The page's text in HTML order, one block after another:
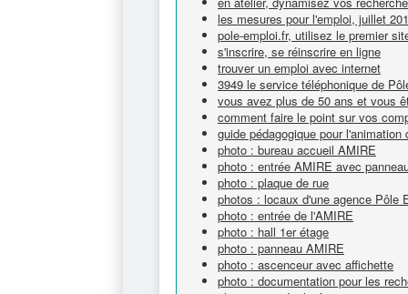
les mesures pour l'emploi, juillet
pole-emploi.fr, utilisez le premier
s'inscrire, se réinscrire en ligne
trouver un emploi avec internet
3949 le service téléphonique de
vous avez plus de 50 ans et vous
comment faire le point sur vos
guide pédagogique pour
photo : bureau accueil AMIRE
photo : entrée AMIRE avec
photo : plaque de rue
photos : locaux d'une agence Pôle
photo : entrée de l'AMIRE
photo : hall 1er étage
photo : panneau AMIRE
photo : ascenceur avec affichette
photo : documentation pour les